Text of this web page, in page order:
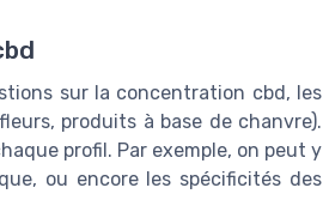
sur la concentration cbd, les
produits à base de chanvre).
profil. Par exemple, on peut y
ou encore les spécificités des